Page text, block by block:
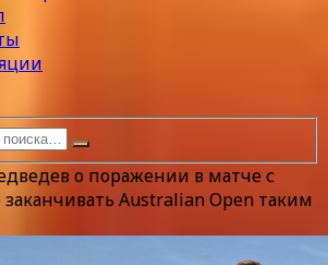
о поражении в матче с
Australian Open таким